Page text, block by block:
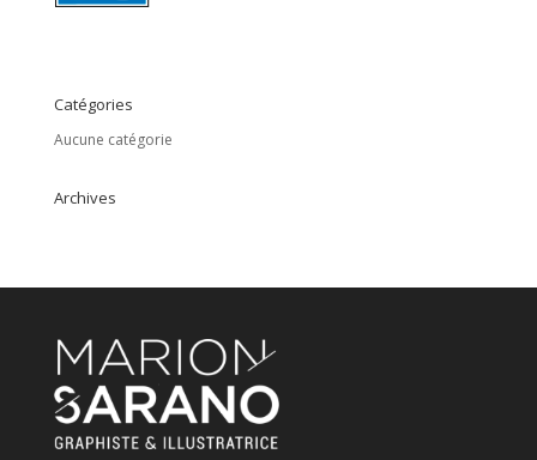
Catégories
Aucune catégorie
Archives